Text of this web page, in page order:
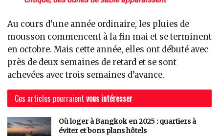
Au cours d’une année ordinaire, les pluies de
mousson commencent à la fin mai et se terminent
en octobre. Mais cette année, elles ont débuté avec
près de deux semaines de retard et se sont
achevées avec trois semaines d’avance.
Ces articles pourraient vous intéresser
Où loger à Bangkok en 2025 : quartiers à
éviter et bons plans hôtels